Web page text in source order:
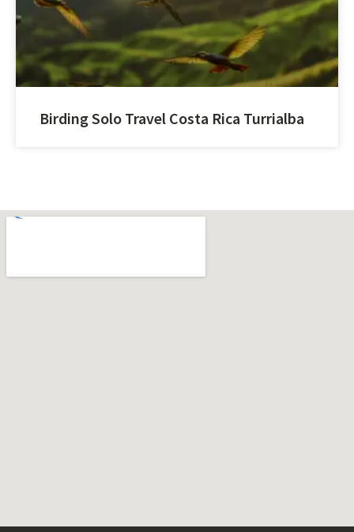
Birding Solo Travel Costa Rica Turrialba